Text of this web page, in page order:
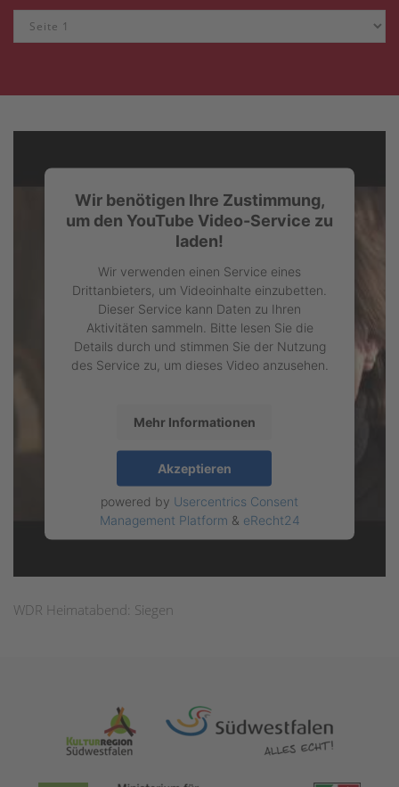
Wir benötigen Ihre Zustimmung,
um den YouTube Video-Service zu
laden!
Wir verwenden einen Service eines
Drittanbieters, um Videoinhalte einzubetten.
Dieser Service kann Daten zu Ihren
Aktivitäten sammeln. Bitte lesen Sie die
Details durch und stimmen Sie der Nutzung
des Service zu, um dieses Video anzusehen.
Mehr Informationen
Akzeptieren
powered by Usercentrics Consent
Management Platform & eRecht24
WDR Heimatabend: Siegen